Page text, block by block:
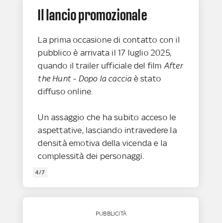
Il lancio promozionale
La prima occasione di contatto con il
pubblico è arrivata il 17 luglio 2025,
quando il trailer ufficiale del film After
the Hunt - Dopo la cacciaè stato
diffuso online.
Un assaggio che ha subito acceso le
aspettative, lasciando intravedere la
densità emotiva della vicenda e la
complessità dei personaggi.
4/7
PUBBLICITÀ